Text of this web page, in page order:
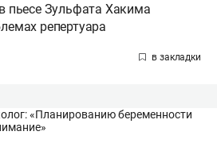
пьесе Зульфата Хакима
репертуара